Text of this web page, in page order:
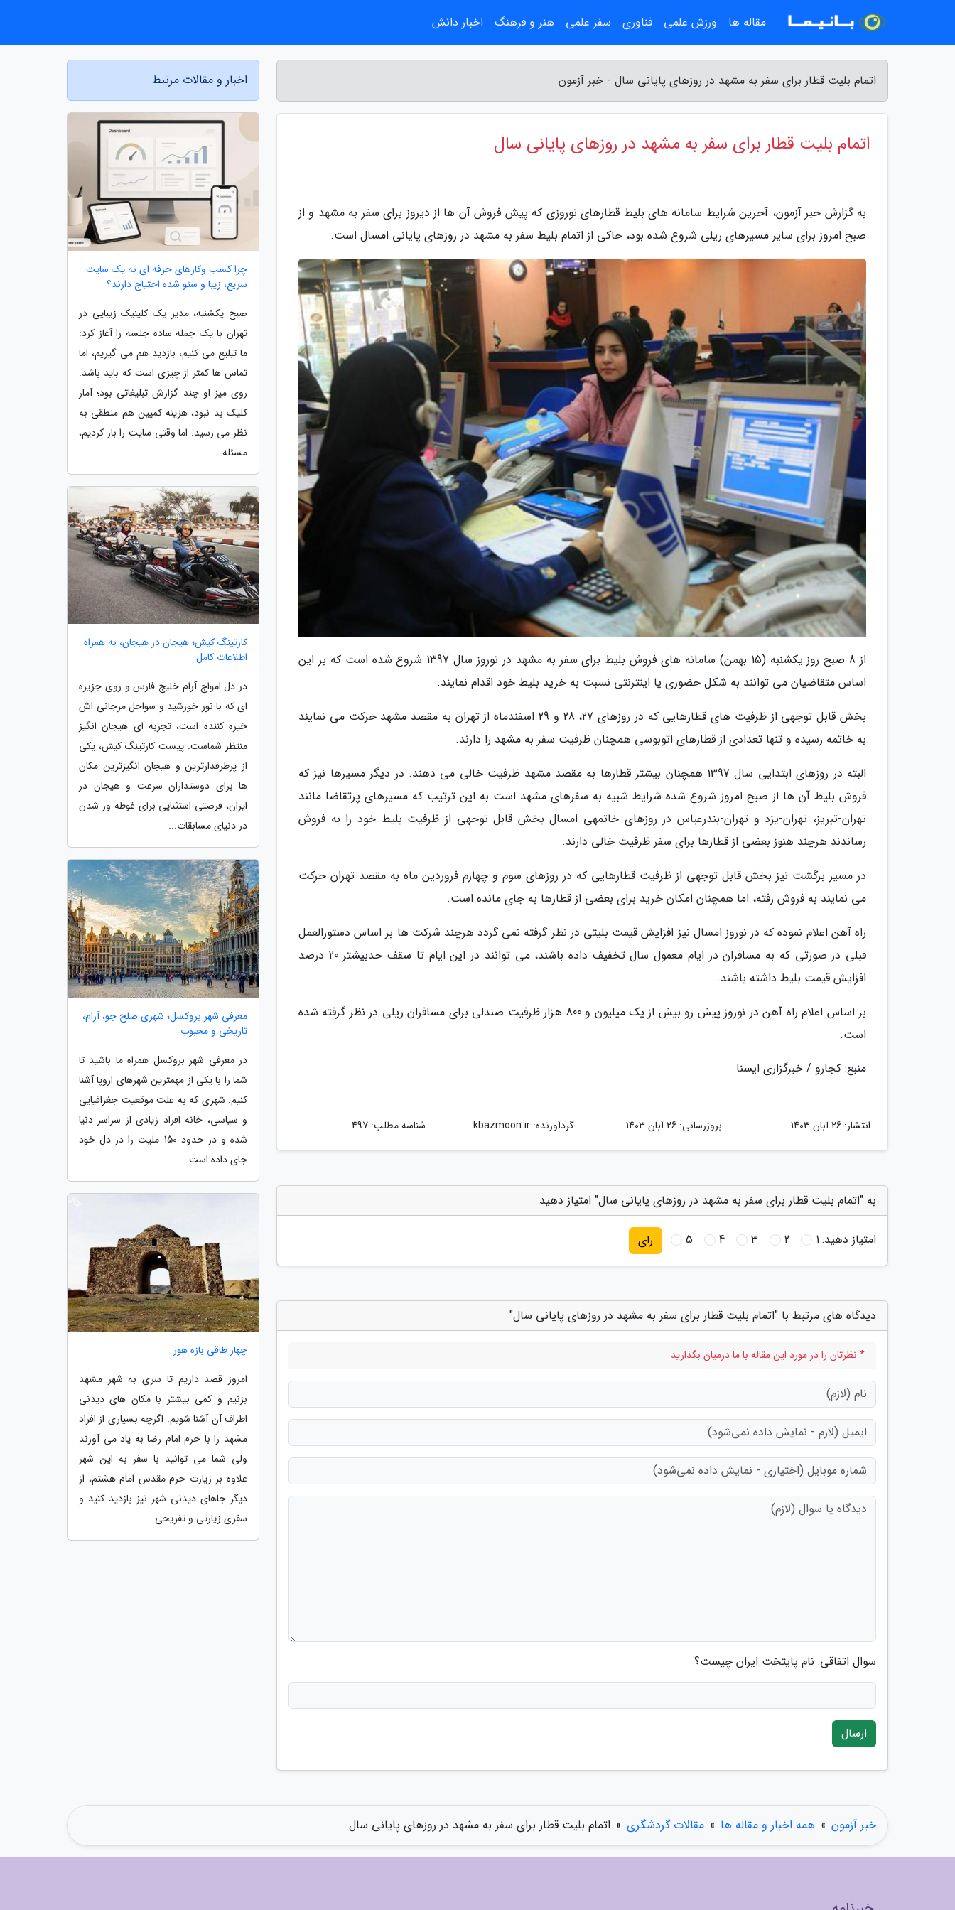
اتمام بلیت قطار برای سفر به مشهد در روزهای پایانی سال - خبر آزمون
اتمام بلیت قطار برای سفر به مشهد در روزهای پایانی سال
به گزارش خبر آزمون، آخرین شرایط سامانه های بلیط قطارهای نوروزی که پیش فروش آن ها از دیروز برای سفر به مشهد و از
صبح امروز برای سایر مسیرهای ریلی شروع شده بود، حاکی از اتمام بلیط سفر به مشهد در روزهای پایانی امسال است.
از 8 صبح روز یکشنبه (15 بهمن) سامانه های فروش بلیط برای سفر به مشهد در نوروز سال 1397 شروع شده است که بر این
اساس متقاضیان می توانند به شکل حضوری یا اینترنتی نسبت به خرید بلیط خود اقدام نمایند.
بخش قابل توجهی از ظرفیت های قطارهایی که در روزهای 27، 28 و 29 اسفندماه از تهران به مقصد مشهد حرکت می نمایند
به خاتمه رسیده و تنها تعدادی از قطارهای اتوبوسی همچنان ظرفیت سفر به مشهد را دارند.
البته در روزهای ابتدایی سال 1397 همچنان بیشتر قطارها به مقصد مشهد ظرفیت خالی می دهند. در دیگر مسیرها نیز که
فروش بلیط آن ها از صبح امروز شروع شده شرایط شبیه به سفرهای مشهد است به این ترتیب که مسیرهای پرتقاضا مانند
تهران-تبریز، تهران-یزد و تهران-بندرعباس در روزهای خاتمهی امسال بخش قابل توجهی از ظرفیت بلیط خود را به فروش
رساندند هرچند هنوز بعضی از قطارها برای سفر ظرفیت خالی دارند.
در مسیر برگشت نیز بخش قابل توجهی از ظرفیت قطارهایی که در روزهای سوم و چهارم فروردین ماه به مقصد تهران حرکت
می نمایند به فروش رفته، اما همچنان امکان خرید برای بعضی از قطارها به جای مانده است.
راه آهن اعلام نموده که در نوروز امسال نیز افزایش قیمت بلیتی در نظر گرفته نمی گردد هرچند شرکت ها بر اساس دستورالعمل
قبلی در صورتی که به مسافران در ایام معمول سال تخفیف داده باشند، می توانند در این ایام تا سقف حدبیشتر 20 درصد
افزایش قیمت بلیط داشته باشند.
بر اساس اعلام راه آهن در نوروز پیش رو بیش از یک میلیون و 800 هزار ظرفیت صندلی برای مسافران ریلی در نظر گرفته شده
است.
منبع: کجارو / خبرگزاری ایسنا
انتشار: 26 آبان 1403 بروزرسانی: 26 آبان 1403 گردآورنده:kbazmoon.ir شناسه مطلب: 497
به "اتمام بلیت قطار برای سفر به مشهد در روزهای پایانی سال" امتیاز دهید
امتیاز دهید:1
2
3
4
5 رای
دیدگاه های مرتبط با "اتمام بلیت قطار برای سفر به مشهد در روزهای پایانی سال"
* نظرتان را در مورد این مقاله با ما درمیان بگذارید
سوال اتفاقی: نام پایتخت ایران چیست؟
ارسال
اخبار و مقالات مرتبط
چرا کسب وکارهای حرفه ای به یک سایت
سریع، زیبا و سئو شده احتیاج دارند؟
صبح یکشنبه، مدیر یک کلینیک زیبایی در
تهران با یک جمله ساده جلسه را آغاز کرد:
ما تبلیغ می کنیم، بازدید هم می گیریم، اما
تماس ها کمتر از چیزی است که باید باشد.
روی میز او چند گزارش تبلیغاتی بود؛ آمار
کلیک بد نبود، هزینه کمپین هم منطقی به
نظر می رسید. اما وقتی سایت را باز کردیم،
مسئله...
کارتینگ کیش؛ هیجان در هیجان، به همراه
اطلاعات کامل
در دل امواج آرام خلیج فارس و روی جزیره
ای که با نور خورشید و سواحل مرجانی اش
خیره کننده است، تجربه ای هیجان انگیز
منتظر شماست. پیست کارتینگ کیش، یکی
از پرطرفدارترین و هیجان انگیزترین مکان
ها برای دوستداران سرعت و هیجان در
ایران، فرصتی استثنایی برای غوطه ور شدن
در دنیای مسابقات...
معرفی شهر بروکسل؛ شهری صلح جو، آرام،
تاریخی و محبوب
در معرفی شهر بروکسل همراه ما باشید تا
شما را با یکی از مهمترین شهرهای اروپا آشنا
کنیم. شهری که به علت موقعیت جغرافیایی
و سیاسی، خانه افراد زیادی از سراسر دنیا
شده و در حدود 150 ملیت را در دل خود
جای داده است.
چهار طاقی بازه هور
امروز قصد داریم تا سری به شهر مشهد
بزنیم و کمی بیشتر با مکان های دیدنی
اطراف آن آشنا شویم. اگرچه بسیاری از افراد
مشهد را با حرم امام رضا به یاد می آورند
ولی شما می توانید با سفر به این شهر
علاوه بر زیارت حرم مقدس امام هشتم، از
دیگر جاهای دیدنی شهر نیز بازدید کنید و
سفری زیارتی و تفریحی...
خبر آزمون » همه اخبار و مقاله ها » مقالات گردشگری » اتمام بلیت قطار برای سفر به مشهد در روزهای پایانی سال
مقاله ها ورزش علمی فناوری سفر علمی هنر و فرهنگ اخبار دانش